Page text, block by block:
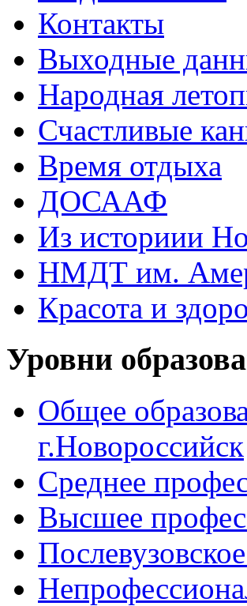
Контакты
Выходные
Народная
Счастливые
Время отдыха
ДОСААФ
Из историии
НМДТ им.
Красота и
Уровни
Общее
г.Новороссийск
Среднее
Высшее